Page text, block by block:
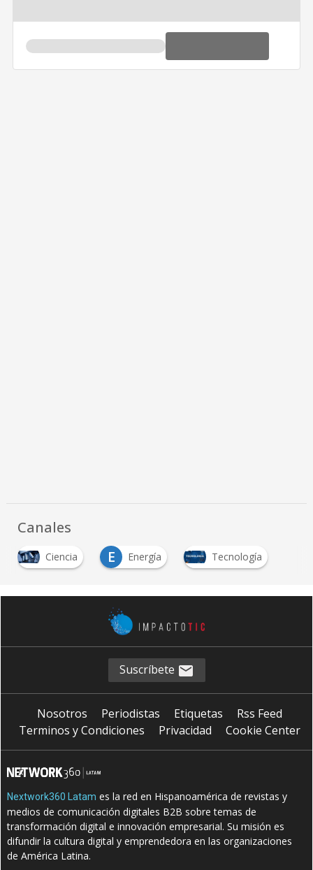
Canales
Ciencia E Energía Tecnología
Suscríbete
Nosotros Periodistas Etiquetas
Rss Feed
Terminos y Condiciones
Privacidad Cookie Center
Nextwork360 Latam es la red en Hispanoamérica de revistas y
medios de comunicación digitales B2B sobre temas de
transformación digital e innovación empresarial. Su misión es
difundir la cultura digital y emprendedora en las organizaciones
de América Latina.